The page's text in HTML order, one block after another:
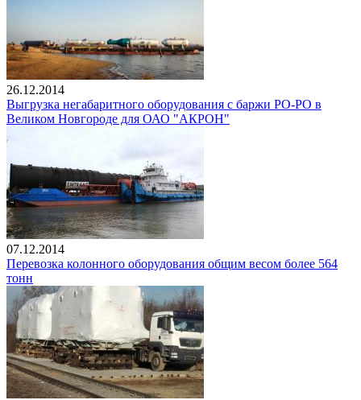
26.12.2014
Выгрузка негабаритного оборудования с баржи РО-РО в
Великом Новгороде для ОАО "АКРОН"
07.12.2014
Перевозка колонного оборудования общим весом более 564
тонн